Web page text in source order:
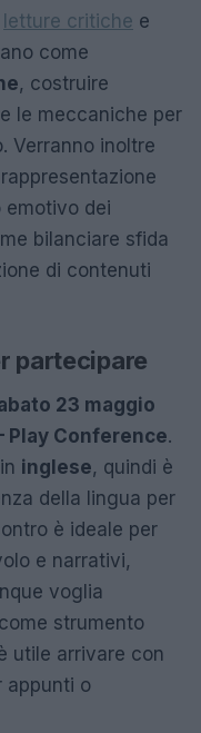
letture critiche e
come
, costruire
le meccaniche per
Verranno inoltre
emotivo dei
bilanciare sfida
di contenuti
partecipare
23 maggio
Play Conference.
inglese, quindi è
della lingua per
è ideale per
e narrativi,
voglia
strumento
utile arrivare con
appunti o